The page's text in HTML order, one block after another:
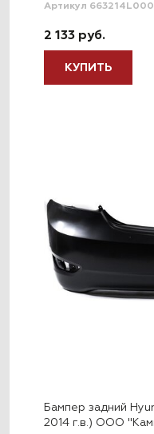
Артикул
2 133 руб.
КУПИТЬ
Бампер задний
2014 г.в.) ООО